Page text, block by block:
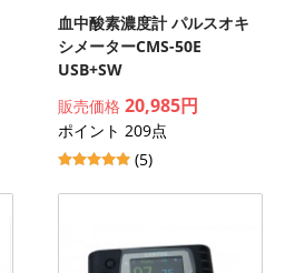
血中酸素濃度計 パルスオキ
シメーターCMS-50E
USB+SW
販売価格 20,985円
ポイント 209点
(5)